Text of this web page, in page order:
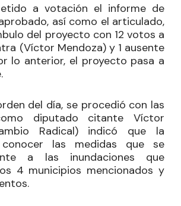
a votación el informe de
así como el articulado,
del proyecto con 12 votos a
(Víctor Mendoza) y 1 ausente
lo anterior, el proyecto pasa a
del día, se procedió con las
diputado citante Víctor
Radical) indicó que la
las medidas que se
a las inundaciones que
4 municipios mencionados y